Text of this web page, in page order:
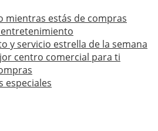
mientras estás de compras
y servicio estrella de la semana
centro comercial para ti
especiales